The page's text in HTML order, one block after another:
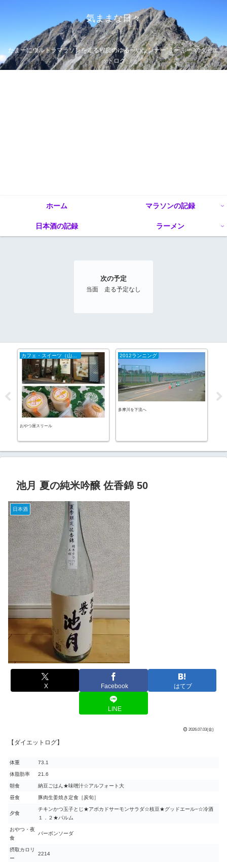
気ままな日々
たまーにウルトラマラソンを走る程度のゆるーいランナー”まーぶー”のダイエ
ットログ
ホーム マラソンの記録
日本酒の記録 ラーメン
次の予定
当面 走る予定なし
おやつ屋スリール
2012ランニング
多摩川を下流へ
池月 夏の純米吟醸 佐香錦 50
日本酒
X Facebook はてブ
LINE
2026.07.03(金)
【ダイエットログ】
体重 73.1
体脂肪率 21.6
朝食 納豆ごはん★味噌汁☆アルフォート大
昼食 豚肉生姜焼き定食［炭旬］
夕食
チキンかつ玉子とじ★アボカドサーモンサラダ☆枝豆★グッドエール−☆冷酒
１．２★パルム
おやつ・夜
食
バーボンソーダ
摂取カロリ
ー
2214